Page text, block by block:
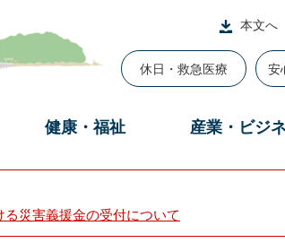
本文へ
休日・救急医療 安
健康・福祉 産業・ビジ
災害義援金の受付について